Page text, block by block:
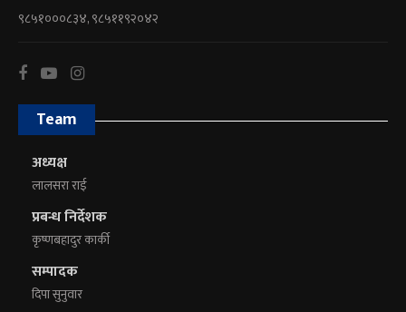
९८५१०००८३४, ९८५११९२०४२
Team
अध्यक्ष
लालसरा राई
प्रबन्ध निर्देशक
कृष्णबहादुर कार्की
सम्पादक
दिपा सुनुवार